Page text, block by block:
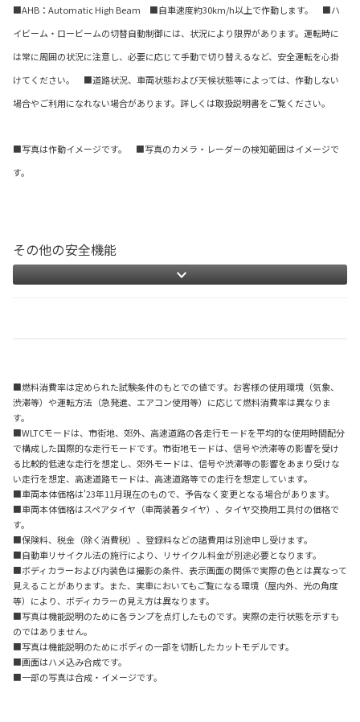
■AHB：Automatic High Beam ■自車速度約30km/h以上で作動します。 ■ハ
イビーム・ロービームの切替自動制御には、状況により限界があります。運転時に
は常に周囲の状況に注意し、必要に応じて手動で切り替えるなど、安全運転を心掛
けてください。 ■道路状況、車両状態および天候状態等によっては、作動しない
場合やご利用になれない場合があります。詳しくは取扱説明書をご覧ください。
■写真は作動イメージです。 ■写真のカメラ・レーダーの検知範囲はイメージで
す。
その他の安全機能
■燃料消費率は定められた試験条件のもとでの値です。お客様の使用環境（気象、
渋滞等）や運転方法（急発進、エアコン使用等）に応じて燃料消費率は異なりま
す。
■WLTCモードは、市街地、郊外、高速道路の各走行モードを平均的な使用時間配分
で構成した国際的な走行モードです。市街地モードは、信号や渋滞等の影響を受け
る比較的低速な走行を想定し、郊外モードは、信号や渋滞等の影響をあまり受けな
い走行を想定、高速道路モードは、高速道路等での走行を想定しています。
■車両本体価格は'23年11月現在のもので、予告なく変更となる場合があります。
■車両本体価格はスペアタイヤ（車両装着タイヤ）、タイヤ交換用工具付の価格で
す。
■保険料、税金（除く消費税）、登録料などの諸費用は別途申し受けます。
■自動車リサイクル法の施行により、リサイクル料金が別途必要となります。
■ボディカラーおよび内装色は撮影の条件、表示画面の関係で実際の色とは異なって
見えることがあります。また、実車においてもご覧になる環境（屋内外、光の角度
等）により、ボディカラーの見え方は異なります。
■写真は機能説明のために各ランプを点灯したものです。実際の走行状態を示すも
のではありません。
■写真は機能説明のためにボディの一部を切断したカットモデルです。
■画面はハメ込み合成です。
■一部の写真は合成・イメージです。